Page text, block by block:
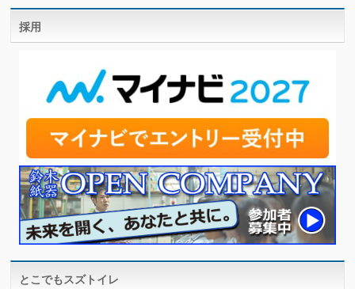
採用
とこでもスズトイレ